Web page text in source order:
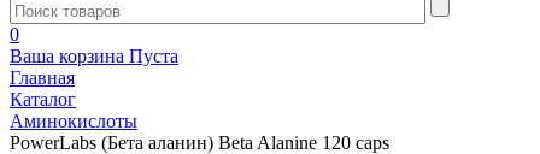
0
Ваша корзина Пуста
Главная
Каталог
Аминокислоты
PowerLabs (Бета аланин) Beta Alanine 120 caps